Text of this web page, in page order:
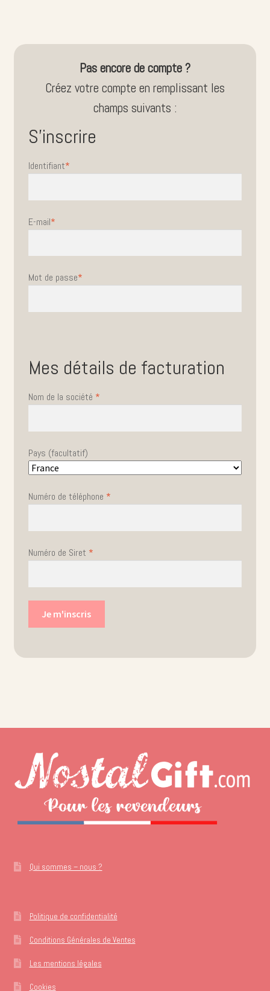
Pas encore de compte ?
Créez votre compte en remplissant les
champs suivants :
S'inscrire
Identifiant*
E-mail*
Mot de passe*
Mes détails de facturation
Nom de la société *
Pays (facultatif)
Numéro de téléphone *
Numéro de Siret *
Qui sommes – nous ?
Politique de confidentialité
Conditions Générales de Ventes
Les mentions légales
Cookies